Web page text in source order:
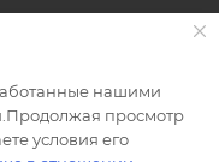
нашими
просмотр
условия его